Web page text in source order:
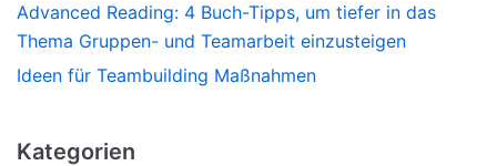
Advanced Reading: 4 Buch-Tipps, um tiefer in das
Thema Gruppen- und Teamarbeit einzusteigen
Ideen für Teambuilding Maßnahmen
Kategorien